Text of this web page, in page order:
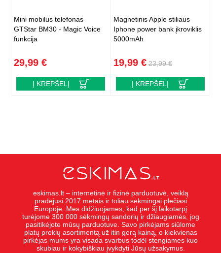
Mini mobilus telefonas
GTStar BM30 - Magic Voice
funkcija
29,99 €
Į KREPŠELĮ
Magnetinis Apple stiliaus
Iphone power bank įkroviklis
5000mAh
19,99 € 23,99 €
Į KREPŠELĮ
eskimas.lt – internetinė ir fizinė parduotuvė, veiklą
pradėjusi 2017 metais ir toliau sėkmingai plečiasi
Europoje. Mes didžiuojames, kad per šį laikotarpį
turėjome 300 000 sėkmingų sandorių ir džiaugiamės, jog
pasitikėjote mūsų parduotuve. Savo pirkėjams siūlome
platų prekių asortimentą už itin gerą kainą, o kiekvienas
pirkėjas mums yra visada svarbus todėl stengiames kuo
skubiau ir kokybiškiau įvykdyti Jūsų užsakymus.